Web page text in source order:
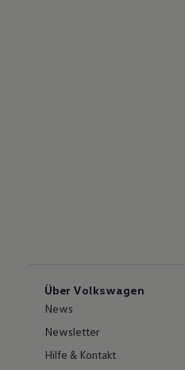
Über Volkswagen
News
Newsletter
Hilfe & Kontakt